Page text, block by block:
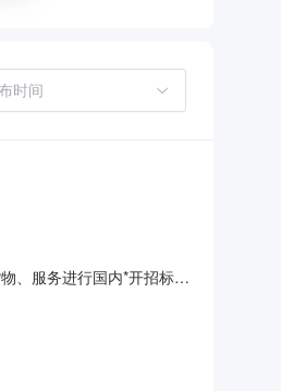
、服务进行国内*开招标，
投标文件中提供包括企业